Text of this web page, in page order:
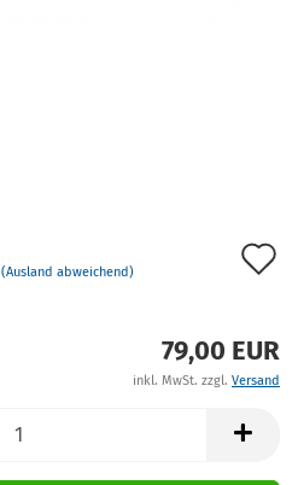
(Ausland abweichend)
79,00 EUR
inkl. MwSt. zzgl. Versand